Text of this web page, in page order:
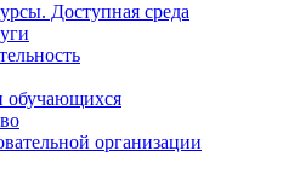
Доступная среда
обучающихся
организации